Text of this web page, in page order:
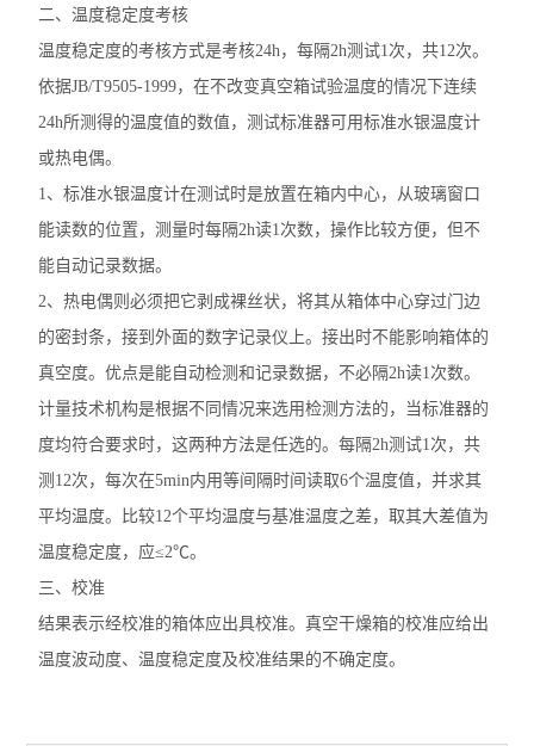
二、温度稳定度考核
温度稳定度的考核方式是考核24h，每隔2h测试1次，共12次。
依据JB/T9505-1999，在不改变真空箱试验温度的情况下连续
24h所测得的温度值的数值，测试标准器可用标准水银温度计
或热电偶。
1、标准水银温度计在测试时是放置在箱内中心，从玻璃窗口
能读数的位置，测量时每隔2h读1次数，操作比较方便，但不
能自动记录数据。
2、热电偶则必须把它剥成裸丝状，将其从箱体中心穿过门边
的密封条，接到外面的数字记录仪上。接出时不能影响箱体的
真空度。优点是能自动检测和记录数据，不必隔2h读1次数。
计量技术机构是根据不同情况来选用检测方法的，当标准器的
度均符合要求时，这两种方法是任选的。每隔2h测试1次，共
测12次，每次在5min内用等间隔时间读取6个温度值，并求其
平均温度。比较12个平均温度与基准温度之差，取其大差值为
温度稳定度，应≤2℃。
三、校准
结果表示经校准的箱体应出具校准。真空干燥箱的校准应给出
温度波动度、温度稳定度及校准结果的不确定度。